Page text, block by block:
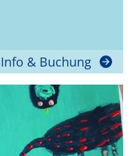
Info & Buchung